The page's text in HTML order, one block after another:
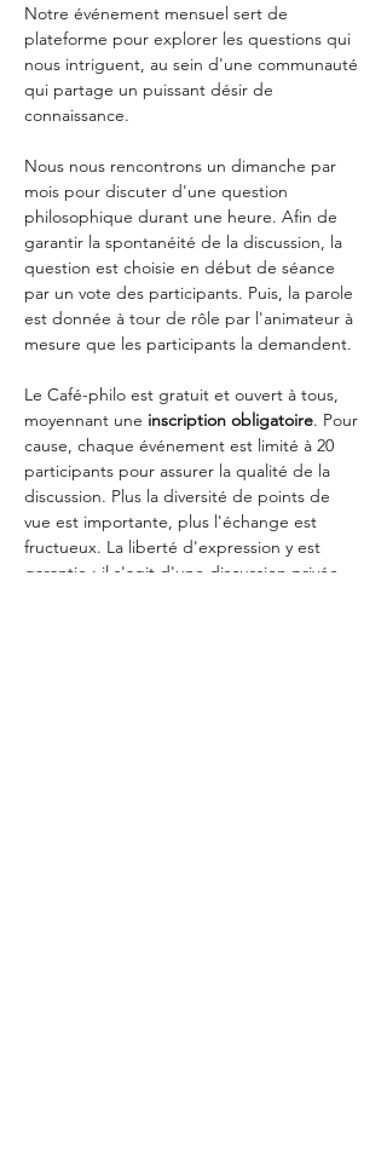
Notre événement mensuel sert de
plateforme pour explorer les questions qui
nous intriguent, au sein d'une communauté
qui partage un puissant désir de
connaissance.
Nous nous rencontrons un dimanche par
mois pour discuter d'une question
philosophique durant une heure. Afin de
garantir la spontanéité de la discussion, la
question est choisie en début de séance
par un vote des participants. Puis, la parole
est donnée à tour de rôle par l'animateur à
mesure que les participants la demandent.
Le Café-philo est gratuit et ouvert à tous,
moyennant une inscription obligatoire. Pour
cause, chaque événement est limité à 20
participants pour assurer la qualité de la
discussion. Plus la diversité de points de
vue est importante, plus l'échange est
fructueux. La liberté d'expression y est
garantie : il s'agit d'une discussion privée…